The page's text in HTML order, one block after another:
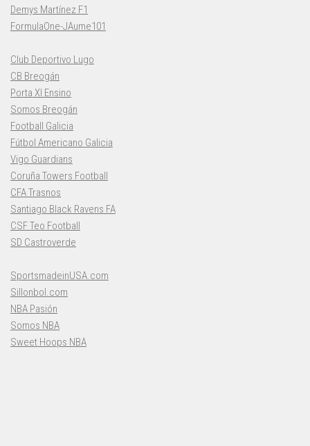
Demys Martínez F1
FormulaOne-JAume101
Club Deportivo Lugo
CB Breogán
Porta XI Ensino
Somos Breogán
Football Galicia
Fútbol Americano Galicia
Vigo Guardians
Coruña Towers Football
CFA Trasnos
Santiago Black Ravens FA
CSF Teo Football
SD Castroverde
SportsmadeinUSA.com
Sillonbol.com
NBA Pasión
Somos NBA
Sweet Hoops NBA